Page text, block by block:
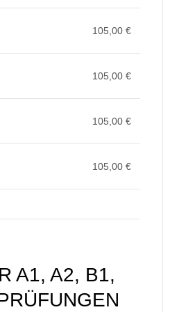
105,00 €
105,00 €
105,00 €
105,00 €
A1, A2, B1,